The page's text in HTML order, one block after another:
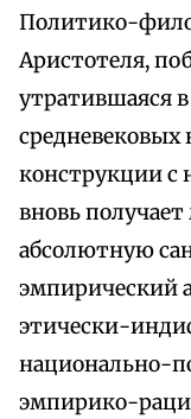
Политико-
Аристотеля,
утратившаяся
средневековых
конструкции с
вновь
абсолютную
эмпирический
этически-
национально-
эмпирико-